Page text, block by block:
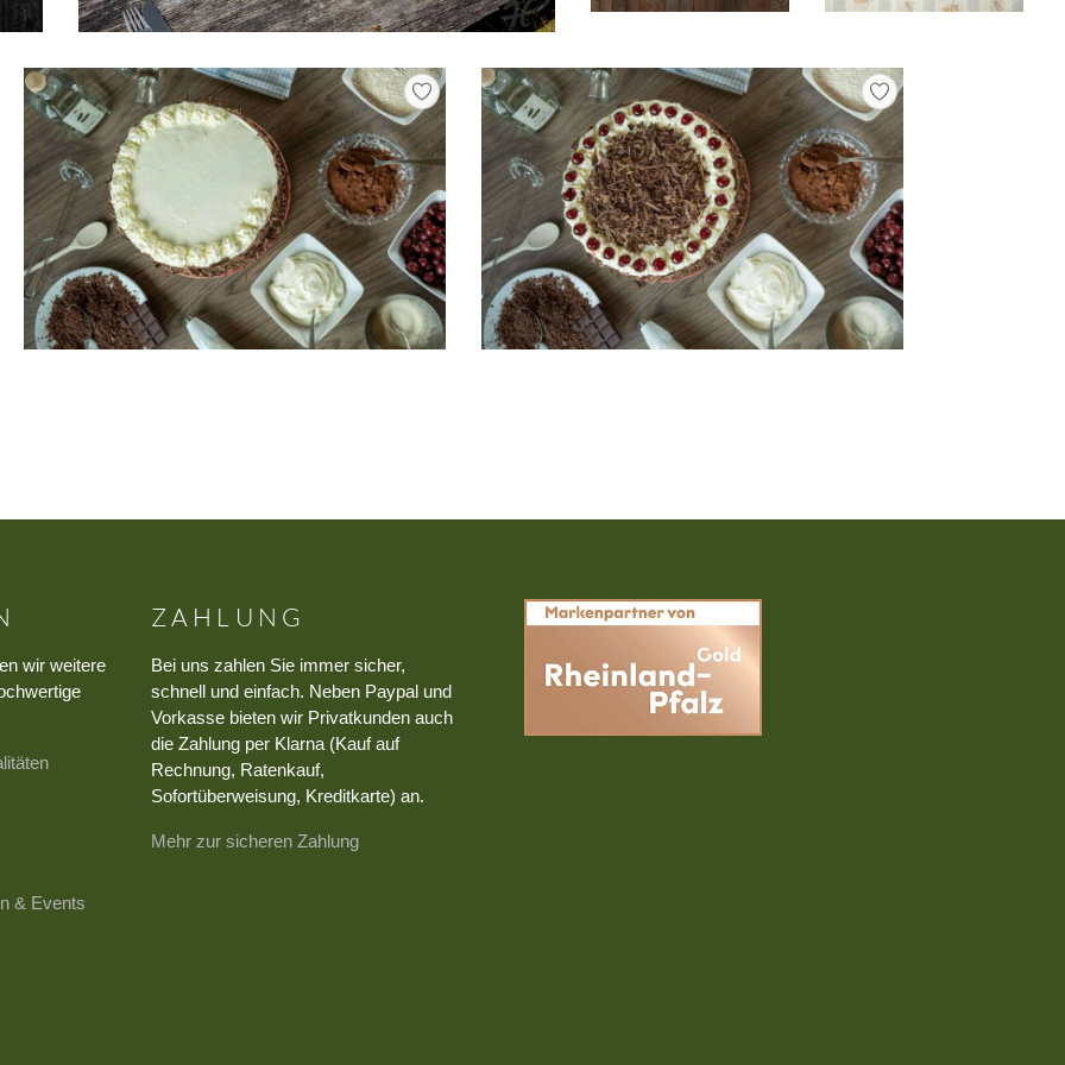
wir weitere
& Events
ZAHLUNG
Bei uns zahlen Sie immer sicher,
schnell und einfach. Neben Paypal und
Vorkasse bieten wir Privatkunden auch
die Zahlung per Klarna (Kauf auf
Rechnung, Ratenkauf,
Sofortüberweisung, Kreditkarte) an.
Mehr zur sicheren Zahlung